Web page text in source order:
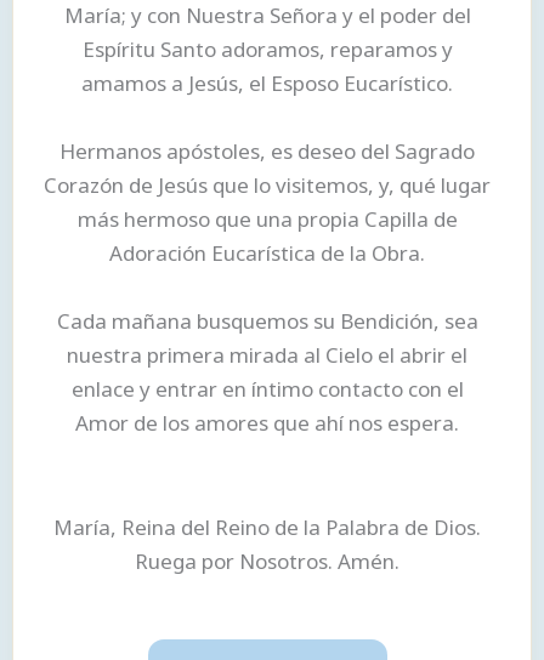
María; y con Nuestra Señora y el poder del
Espíritu Santo adoramos, reparamos y
amamos a Jesús, el Esposo Eucarístico.
Hermanos apóstoles, es deseo del Sagrado
Corazón de Jesús que lo visitemos, y, qué lugar
más hermoso que una propia Capilla de
Adoración Eucarística de la Obra.
Cada mañana busquemos su Bendición, sea
nuestra primera mirada al Cielo el abrir el
enlace y entrar en íntimo contacto con el
Amor de los amores que ahí nos espera.
María, Reina del Reino de la Palabra de Dios.
Ruega por Nosotros. Amén.